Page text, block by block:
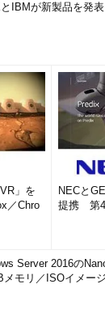
IBMが新製品を発表
」を
／Chro
NECと
提携 第4
Server 2016の
メモリ／ISOイメー